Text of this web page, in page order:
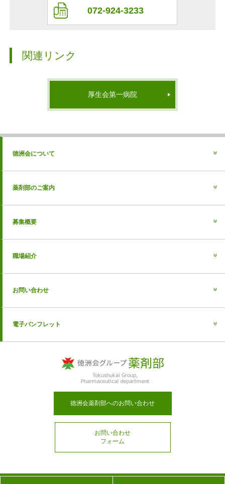
072-924-3233
関連リンク
厚生会第一病院
徳洲会について
薬剤部のご案内
募集概要
職場紹介
お問い合わせ
電子パンフレット
徳洲会薬剤部へのお問い合わせ
お問い合わせ
フォーム